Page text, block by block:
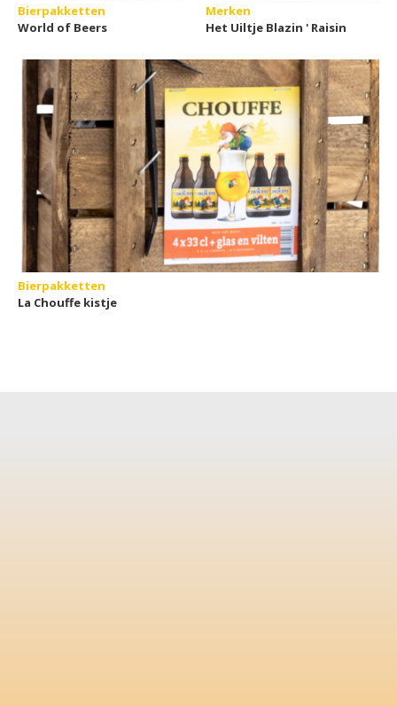
Bierpakketten
World of Beers
Merken
Het Uiltje Blazin ' Raisin
Bierpakketten
La Chouffe kistje